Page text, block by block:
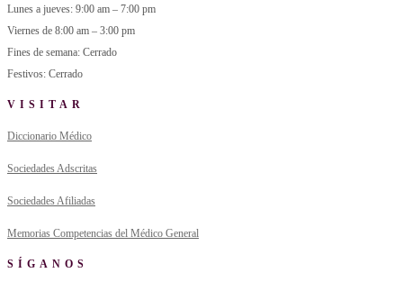
Lunes a jueves: 9:00 am – 7:00 pm
Viernes de 8:00 am – 3:00 pm
Fines de semana: Cerrado
Festivos: Cerrado
VISITAR
Diccionario Médico
Sociedades Adscritas
Sociedades Afiliadas
Memorias Competencias del Médico General
SÍGANOS